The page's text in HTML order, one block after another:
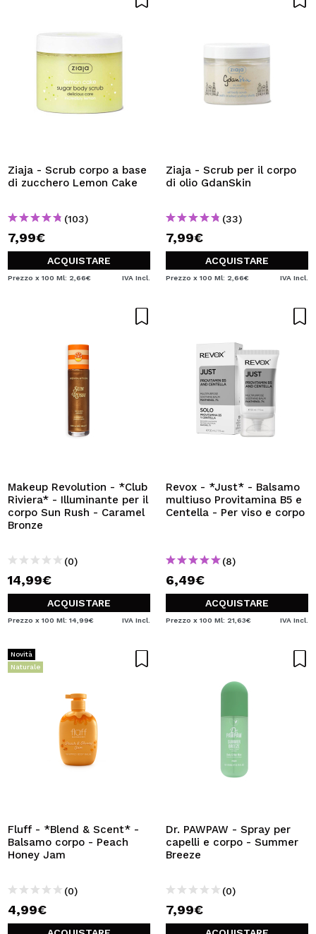
Ziaja - Scrub corpo a base
di zucchero Lemon Cake
(103)
7,99€
ACQUISTARE
Prezzo x 100 Ml: 2,66€ IVA Incl.
Ziaja - Scrub per il corpo
di olio GdanSkin
(33)
7,99€
ACQUISTARE
Prezzo x 100 Ml: 2,66€ IVA Incl.
Makeup Revolution - *Club
Riviera* - Illuminante per il
corpo Sun Rush - Caramel
Bronze
(0)
14,99€
ACQUISTARE
Prezzo x 100 Ml: 14,99€ IVA Incl.
Revox - *Just* - Balsamo
multiuso Provitamina B5 e
Centella - Per viso e corpo
(8)
6,49€
ACQUISTARE
Prezzo x 100 Ml: 21,63€ IVA Incl.
Novità
Naturale
Fluff - *Blend & Scent* -
Balsamo corpo - Peach
Honey Jam
(0)
4,99€
Dr. PAWPAW - Spray per
capelli e corpo - Summer
Breeze
(0)
7,99€